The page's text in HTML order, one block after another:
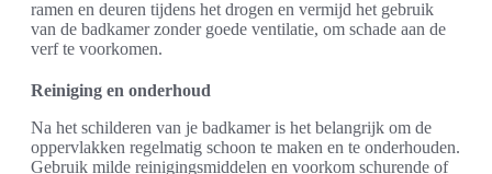
ramen en deuren tijdens het drogen en vermijd het gebruik
van de badkamer zonder goede ventilatie, om schade aan de
verf te voorkomen.
Reiniging en onderhoud
Na het schilderen van je badkamer is het belangrijk om de
oppervlakken regelmatig schoon te maken en te onderhouden.
Gebruik milde reinigingsmiddelen en voorkom schurende of